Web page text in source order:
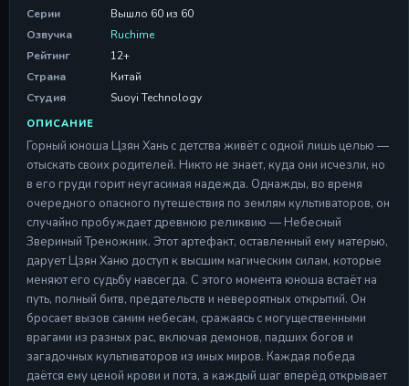
Серия 11
29 Apr 2026
Серия 12
Серия 12
29 Apr 2026
Серия 13
Серия 13
29 Apr 2026
Серия 14
Серия 14
29 Apr 2026
Серия 15
Серия 15
29 Apr 2026
Серия 16
Серия 16
29 Apr 2026
Серии
Вышло 60 из 60
Озвучка
Ruchime
Рейтинг
12+
Страна
Китай
Студия
Suoyi Technology
ОПИСАНИЕ
Горный юноша Цзян Хань с детства живёт с одной лишь целью —
отыскать своих родителей. Никто не знает, куда они исчезли, но
в его груди горит неугасимая надежда. Однажды, во время
очередного опасного путешествия по землям культиваторов, он
случайно пробуждает древнюю реликвию — Небесный
Звериный Треножник. Этот артефакт, оставленный ему матерью,
дарует Цзян Ханю доступ к высшим магическим силам, которые
меняют его судьбу навсегда. С этого момента юноша встаёт на
путь, полный битв, предательств и невероятных открытий. Он
бросает вызов самим небесам, сражаясь с могущественными
врагами из разных рас, включая демонов, падших богов и
загадочных культиваторов из иных миров. Каждая победа
даётся ему ценой крови и пота, а каждый шаг вперёд открывает